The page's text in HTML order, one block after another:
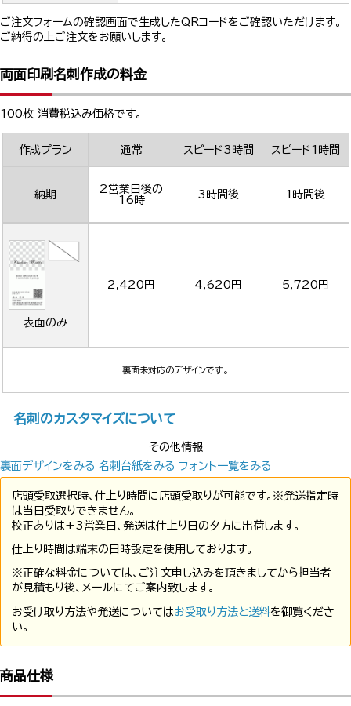
ご注文フォームの確認画面で生成したQRコードをご確認いただけます。
ご納得の上ご注文をお願いします。
両面印刷名刺作成の料金
100枚 消費税込み価格です。
作成プラン 通常 スピード3時間 スピード1時間
納期
2営業日後の
16時
3時間後 1時間後
表面のみ
2,420円 4,620円 5,720円
裏面未対応のデザインです。
名刺のカスタマイズについて
その他情報
裏面デザインをみる 名刺台紙をみる フォント一覧をみる
店頭受取選択時、仕上り時間に店頭受取りが可能です。※発送指定時
は当日受取りできません。
校正ありは+3営業日、発送は仕上り日の夕方に出荷します。
仕上り時間は端末の日時設定を使用しております。
※正確な料金については、ご注文申し込みを頂きましてから担当者
が見積もり後、メールにてご案内致します。
お受け取り方法や発送についてはお受取り方法と送料を御覧くださ
い。
商品仕様